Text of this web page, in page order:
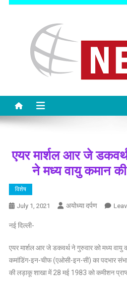
एयर मार्शल आर जे
ने मध्य वायु कमान
विशेष
July 1, 2021 अयोध्या दर्पण
नई दिल्ली-
एयर मार्शल आर जे डकवर्थ ने गुरुवार को मध्य
कमांडिंग-इन-चीफ (एओसी-इन-सी) का पदभार
की लड़ाकू शाखा में 28 मई 1983 को कमीशन